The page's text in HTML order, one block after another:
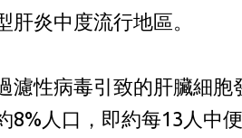
肝炎中度流行地區。
濾性病毒引致的肝臟細胞
8%人口，即約每13人中便